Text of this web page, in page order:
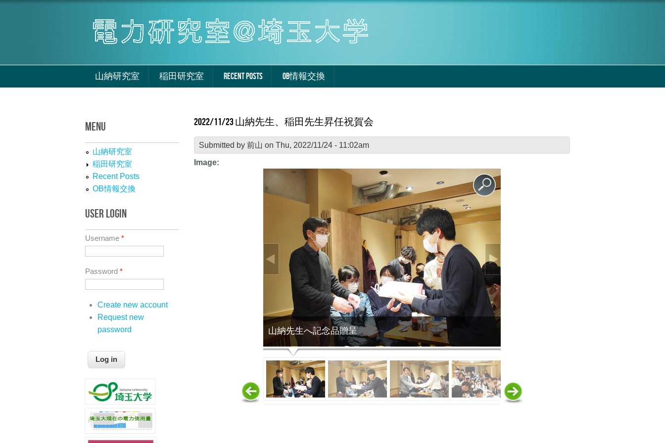
山納研究室 稲田研究室 RECENT POSTS OB情報交換
2022/11/23 山納先生、稲田先生昇任祝賀会
Submitted by 前山 on Thu, 2022/11/24 - 11:02am
Image:
山納先生へ記念品贈呈
MENU
山納研究室
稲田研究室
Recent Posts
OB情報交換
USER LOGIN
Username *
Password *
Create new account
Request new
password